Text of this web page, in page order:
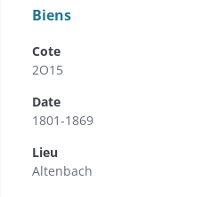
Biens
Cote
2O15
Date
1801-1869
Lieu
Altenbach